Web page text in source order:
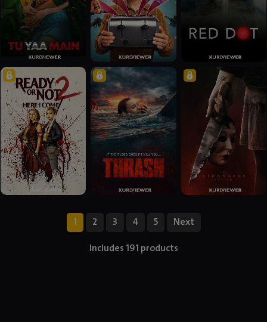
1 2 3 4 5
Next
Includes 191 products